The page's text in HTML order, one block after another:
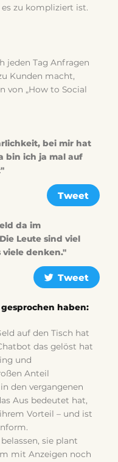
zu kompliziert ist.
jeden Tag Anfragen
Kunden macht,
von „How to Social
bei mir hat
bin ich ja mal auf
Tweet
da im
Leute sind viel
denken."
Tweet
haben:
auf den Tisch hat
das gelöst hat
und
Anteil
den vergangenen
Aus bedeutet hat,
Vorteil – und ist
sie plant
mit Anzeigen noch